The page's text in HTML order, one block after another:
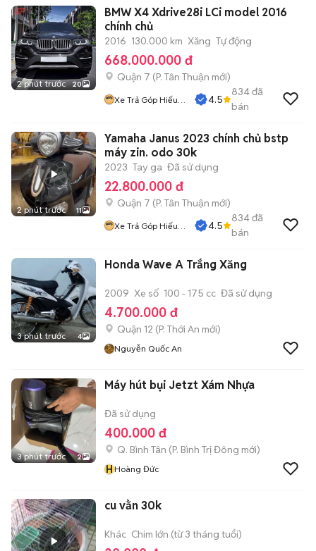
2 phút trước 20
BMW X4 Xdrive28i LCi model 2016
chính chủ
2016 130.000 km Xăng Tự động
668.000.000 đ
Quận 7 (P. Tân Thuận mới)
Xe Trả Góp Hiếu
4.5
834đã
bán
2 phút trước 11
Yamaha Janus 2023 chính chủ bstp
máy zin. odo 30k
2023 Tay ga Đã sử dụng
22.800.000 đ
Quận 7 (P. Tân Thuận mới)
Xe Trả Góp Hiếu
4.5
834đã
bán
3 phút trước 4
Honda Wave A Trắng Xăng
2009 Xe số 100 - 175 cc Đã sử dụng
4.700.000 đ
Quận 12 (P. Thới An mới)
Nguyễn Quốc An
3 phút trước 2
Máy hút bụi Jetzt Xám Nhựa
Đã sử dụng
400.000 đ
Q. Bình Tân (P. Bình Trị Đông mới)
HHoàng Đức
cu vằn 30k
Khác Chim lớn (từ 3 tháng tuổi)